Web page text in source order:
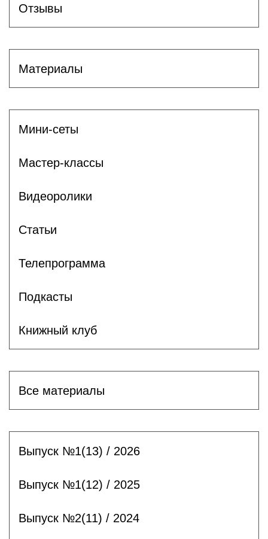
Отзывы
Материалы
Мини-сеты
Мастер-классы
Видеоролики
Статьи
Телепрограмма
Подкасты
Книжный клуб
Все материалы
Выпуск №1(13) / 2026
Выпуск №1(12) / 2025
Выпуск №2(11) / 2024